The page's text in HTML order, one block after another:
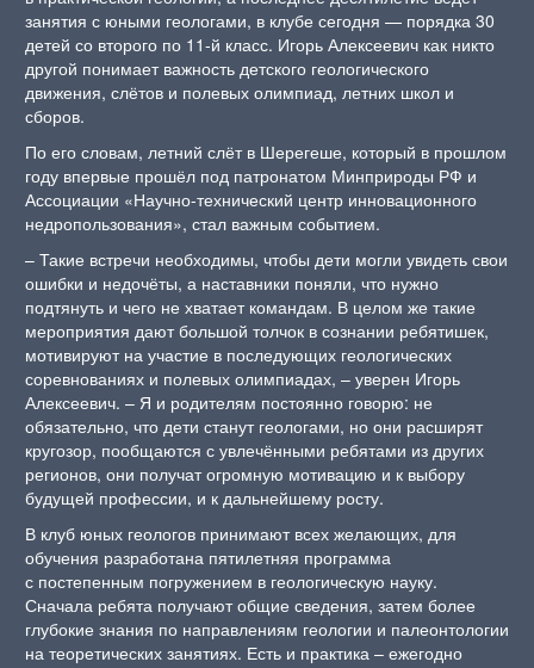
занятия с юными геологами, в клубе сегодня — порядка 30
детей со второго по 11-й класс. Игорь Алексеевич как никто
другой понимает важность детского геологического
движения, слётов и полевых олимпиад, летних школ и
сборов.
По его словам, летний слёт в Шерегеше, который в прошлом
году впервые прошёл под патронатом Минприроды РФ и
Ассоциации «Научно-технический центр инновационного
недропользования», стал важным событием.
– Такие встречи необходимы, чтобы дети могли увидеть свои
ошибки и недочёты, а наставники поняли, что нужно
подтянуть и чего не хватает командам. В целом же такие
мероприятия дают большой толчок в сознании ребятишек,
мотивируют на участие в последующих геологических
соревнованиях и полевых олимпиадах, – уверен Игорь
Алексеевич. – Я и родителям постоянно говорю: не
обязательно, что дети станут геологами, но они расширят
кругозор, пообщаются с увлечёнными ребятами из других
регионов, они получат огромную мотивацию и к выбору
будущей профессии, и к дальнейшему росту.
В клуб юных геологов принимают всех желающих, для
обучения разработана пятилетняя программа
с постепенным погружением в геологическую науку.
Сначала ребята получают общие сведения, затем более
глубокие знания по направлениям геологии и палеонтологии
на теоретических занятиях. Есть и практика – ежегодно